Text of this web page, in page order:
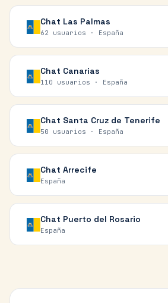
Chat Las Palmas
62 usuarios · España
Chat Canarias
110 usuarios · España
Chat Santa Cruz de Tenerife
50 usuarios · España
Chat Arrecife
España
Chat Puerto del Rosario
España